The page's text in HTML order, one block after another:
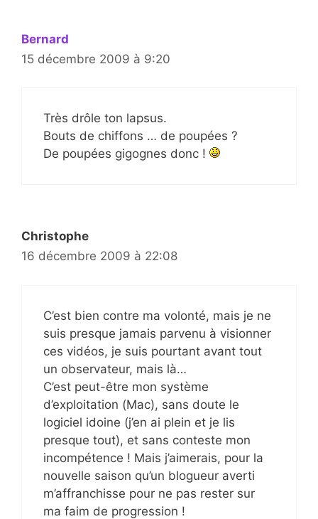
Bernard
15 décembre 2009 à 9:20
Très drôle ton lapsus.
Bouts de chiffons … de poupées ?
De poupées gigognes donc !
Christophe
16 décembre 2009 à 22:08
C’est bien contre ma volonté, mais je ne
suis presque jamais parvenu à visionner
ces vidéos, je suis pourtant avant tout
un observateur, mais là…
C’est peut-être mon système
d’exploitation (Mac), sans doute le
logiciel idoine (j’en ai plein et je lis
presque tout), et sans conteste mon
incompétence ! Mais j’aimerais, pour la
nouvelle saison qu’un blogueur averti
m’affranchisse pour ne pas rester sur
ma faim de progression !